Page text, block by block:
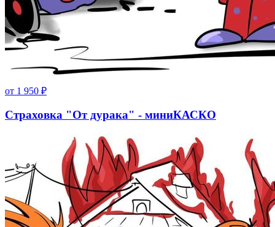
от 1 950 ₽
Страховка "От дурака" - миниКАСКО